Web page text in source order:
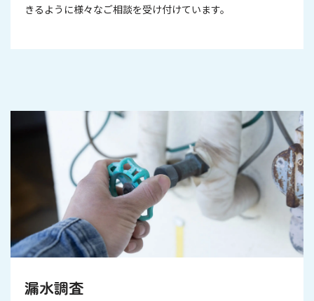
きるように様々なご相談を受け付けています。
漏水調査